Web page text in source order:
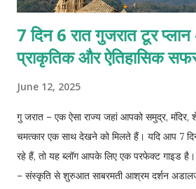
7 दिन 6 रात गुजरात टूर प्लान
प्राकृतिक और ऐतिहासिक
June 12, 2025
गु जरात – एक ऐसा राज्य जहां आपको समुद्र,
चमत्कार एक साथ देखने को मिलते हैं। यदि आप 7 दिन
रहे हैं, तो यह ब्लॉग आपके लिए एक परफेक्ट गाइड
– संस्कृति से शुरुआत साबरमती आश्रम दर्शन अडालज